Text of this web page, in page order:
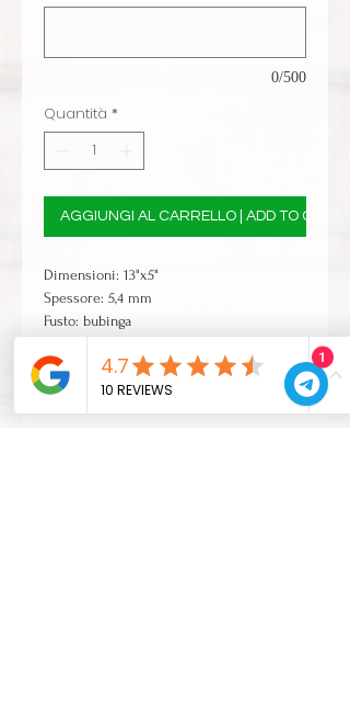
0/500
Quantità *
AGGIUNGI AL CARRELLO | ADD TO CART
Dimensioni: 13"x5"
Spessore: 5,4 mm
Fusto: bubinga
Altro: smussatura e finitura lucida inclusa
ordina lettino cordiera, forature
1